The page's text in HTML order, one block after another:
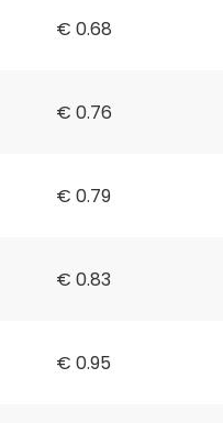
€ 0.68
€ 0.76
€ 0.79
€ 0.83
€ 0.95